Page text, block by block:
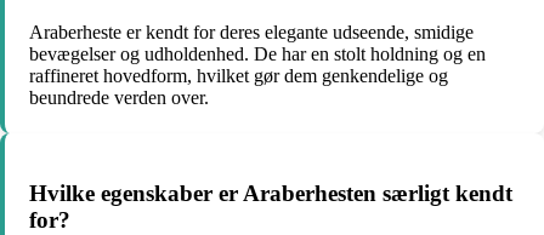
Araberheste er kendt for deres elegante udseende, smidige
bevægelser og udholdenhed. De har en stolt holdning og en
raffineret hovedform, hvilket gør dem genkendelige og
beundrede verden over.
Hvilke egenskaber er Araberhesten særligt kendt
for?